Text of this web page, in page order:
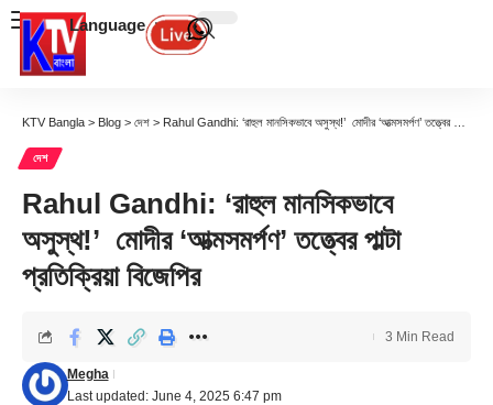
Language
KTV Bangla > Blog > দেশ > Rahul Gandhi: ‘রাহুল মানসিকভাবে অসুস্থ!’ মোদীর ‘আত্মসমর্পণ’ তত্ত্বের পাল্টা প্রতিক্রিয়া বিজেপির
দেশ
Rahul Gandhi: ‘রাহুল মানসিকভাবে
অসুস্থ!’ মোদীর ‘আত্মসমর্পণ’ তত্ত্বের পাল্টা
প্রতিক্রিয়া বিজেপির
Last updated: June 4, 2025 6:47 pm
Megha
3 Min Read